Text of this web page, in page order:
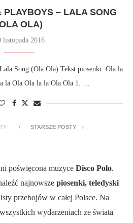
PLAYBOYS – LALA SONG
OLA)
listopada 2016
Song (Ola Ola) Tekst piosenki: Ola la
la Ola Ola la la Ola Ola 1. …
STARSZE POSTY
poświęcona muzyce Disco Polo.
najnowsze piosenki, teledyski
przebojów w całej Polsce. Na
wydarzeniach ze świata